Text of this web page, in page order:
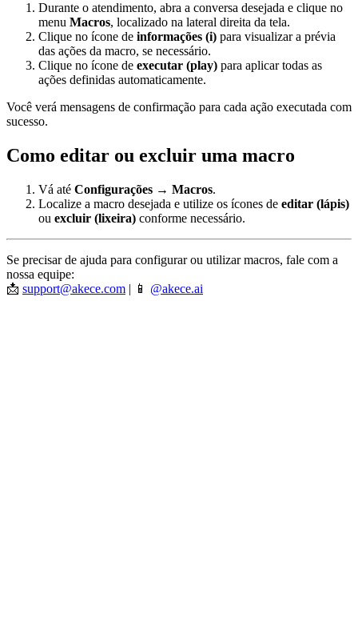
Durante o atendimento, abra a conversa desejada e clique no
menu Macros, localizado na lateral direita da tela.
Clique no ícone de informações (i) para visualizar a prévia
das ações da macro, se necessário.
Clique no ícone de executar (play) para aplicar todas as
ações definidas automaticamente.
Você verá mensagens de confirmação para cada ação executada com
sucesso.
Como editar ou excluir uma macro
Vá até Configurações → Macros.
Localize a macro desejada e utilize os ícones de editar (lápis)
ou excluir (lixeira) conforme necessário.
Se precisar de ajuda para configurar ou utilizar macros, fale com a
nossa equipe:
📩 support@akece.com | 📱 @akece.ai